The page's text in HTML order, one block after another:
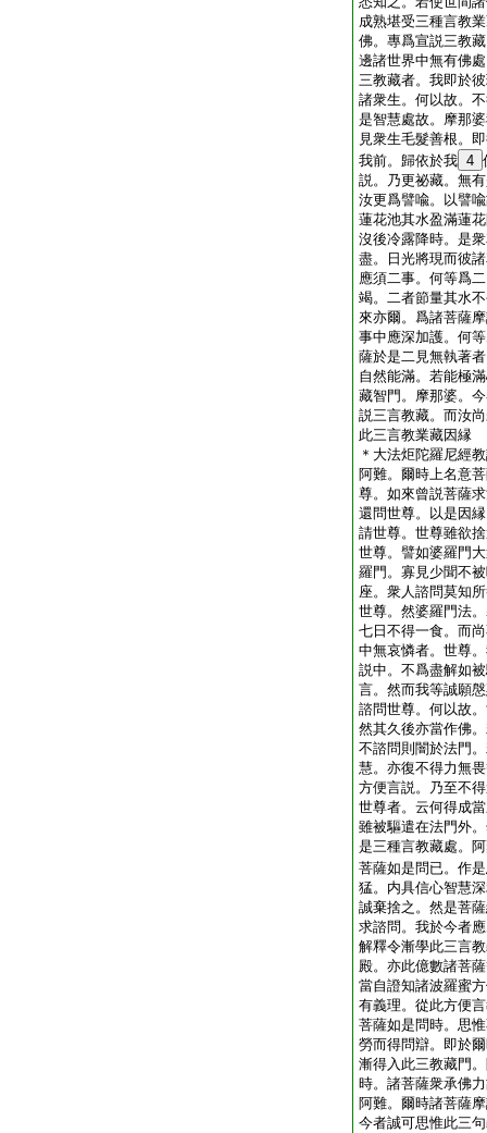
成熟堪受三種言教
佛。專爲宣説三教
邊諸世界中無有佛
三教藏者。我即於
諸衆生。何以故。
是智慧處故。摩那
見衆生毛髮善根。
我前。歸依於我 4
説。乃更祕藏。無
汝更爲譬喩。以譬
蓮花池其水盈滿蓮
沒後冷露降時。是
盡。日光將現而彼
應須二事。何等爲
竭。二者節量其水
來亦爾。爲諸菩薩
事中應深加護。何
薩於是二見無執著
自然能滿。若能極
藏智門。摩那婆。
説三言教藏。而汝
此三言教業藏因縁
＊大法炬陀羅尼經
阿難。爾時上名意
尊。如來曾説菩薩
還問世尊。以是因
請世尊。世尊雖欲
世尊。譬如婆羅門
羅門。寡見少聞不
座。衆人諮問莫知
世尊。然婆羅門法
七日不得一食。而
中無哀憐者。世尊
説中。不爲盡解如
言。然而我等誠願
諮問世尊。何以故
然其久後亦當作佛
不諮問則闇於法門
慧。亦復不得力無
方便言説。乃至不
世尊者。云何得成
雖被驅遣在法門外
是三種言教藏處。
菩薩如是問已。作
猛。内具信心智慧
誠棄捨之。然是菩
求諮問。我於今者
解釋令漸學此三言
殿。亦此億數諸菩
當自證知諸波羅蜜
有義理。從此方便
菩薩如是問時。思
勞而得問辯。即於
漸得入此三教藏門
時。諸菩薩衆承佛
阿難。爾時諸菩薩
今者誠可思惟此三